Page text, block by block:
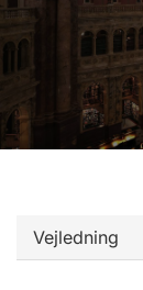
Vejledning